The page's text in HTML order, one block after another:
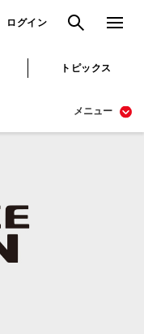
ログイン 検索 メニュ
トピックス
メニュー